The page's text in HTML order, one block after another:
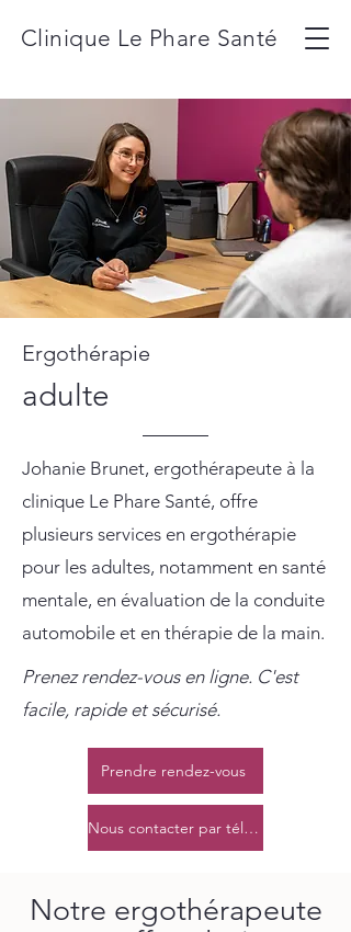
Clinique Le Phare Santé
Ergothérapie
adulte
Johanie Brunet, ergothérapeute à la
clinique Le Phare Santé, offre
plusieurs services en ergothérapie
pour les adultes, notamment en santé
mentale, en évaluation de la conduite
automobile et en thérapie de la main.
Prenez rendez-vous en ligne. C'est
facile, rapide et sécurisé.
Prendre rendez-vous
Nous contacter par téléphone
Notre ergothérapeute